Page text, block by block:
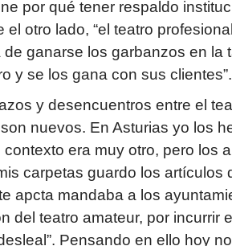
por qué tener respaldo
el otro lado, “el teatro
de ganarse los garbanzos en la
y se los gana con sus clientes”.
y desencuentros entre el
nuevos. En Asturias yo los
era muy otro, pero los
carpetas guardo los artículos
apcta mandaba a los
del teatro amateur, por incurrir
Pensando en ello hoy